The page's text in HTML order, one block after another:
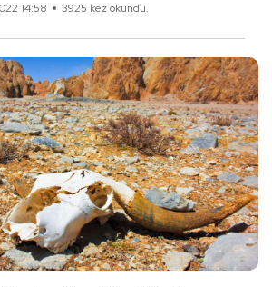
14:58 3925 kez okundu.